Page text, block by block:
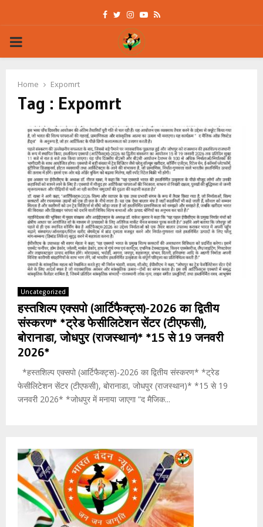
Facebook
Twitter
Instagram
Youtube
Rss
PRIMARY
Home Expomrt
Tag : Expomrt
Uncategorized
हस्तशिल्प एक्सपो (आर्टिफैक्ट्स)-2026 का द्वितीय
संस्करण* *ट्रेड फेसीलिटेशन सेंटर (टीएफसी),
बोरानाडा, जोधपुर (राजस्थान)* *15 से 19 जनवरी
2026*
*हस्तशिल्प एक्सपो (आर्टिफैक्ट्स)-2026 का द्वितीय संस्करण* *ट्रेड
फेसीलिटेशन सेंटर (टीएफसी), बोरानाडा, जोधपुर (राजस्थान)* *15 से 19
जनवरी 2026* *जोधपुर में मनाया जाएगा “द मैजिक...